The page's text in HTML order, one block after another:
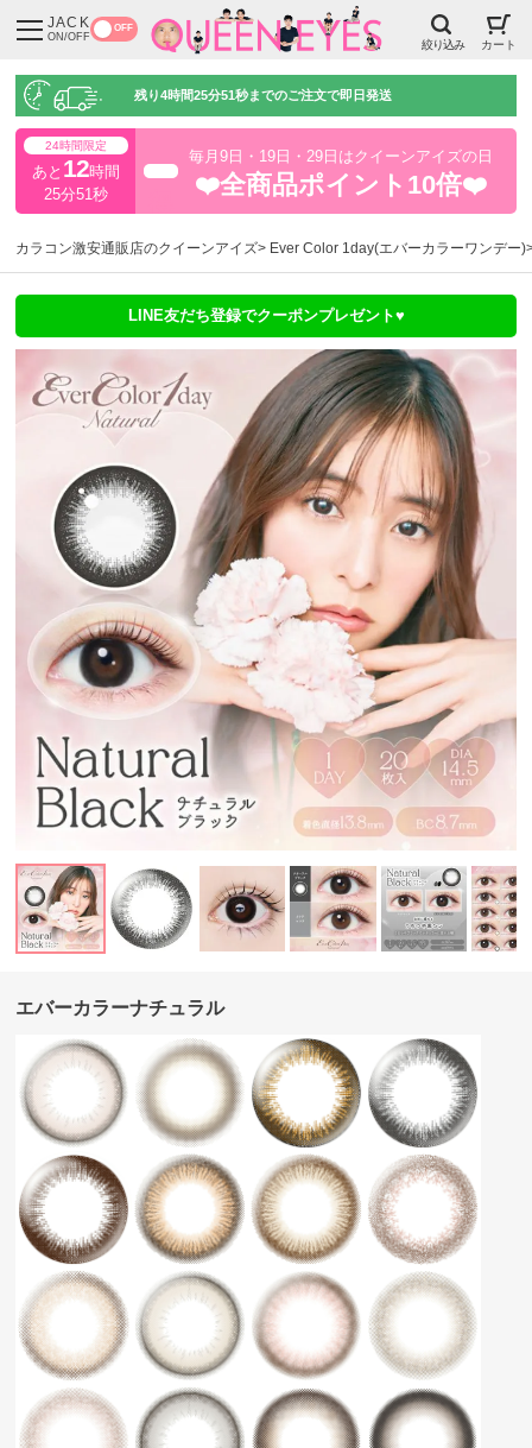
JACK
ON/OFF
OFF
絞り込み カート
残り4時間25分50秒までのご注文で即日発送
24時間限定
あと 12時間
25分51秒
毎月9日・19日・29日はクイーンアイズの日
❤️全商品ポイント10倍❤️
カラコン激安通販店のクイーンアイズ Ever Color 1day(エバーカラーワンデー)
LINE友だち登録でクーポンプレゼント♥
エバーカラーナチュラル